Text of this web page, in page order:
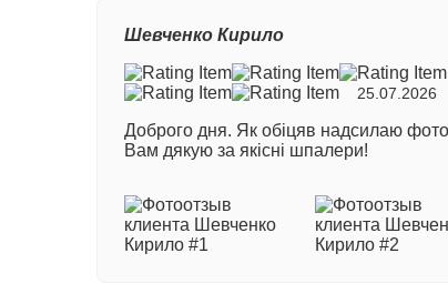
Шевченко Кирило
25.07.2026
Доброго дня. Як обіцяв надсилаю
Вам дякую за якісні шпалери!